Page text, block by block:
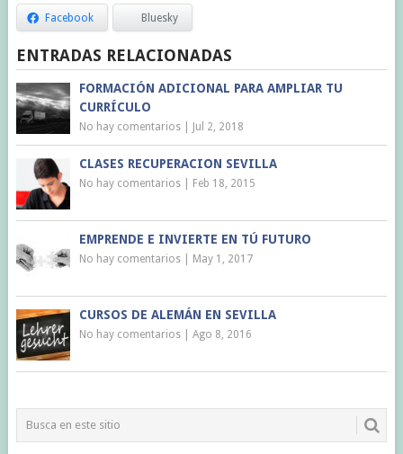
Facebook Bluesky
ENTRADAS RELACIONADAS
FORMACIÓN ADICIONAL PARA AMPLIAR TU
CURRÍCULO
No hay comentarios| Jul 2, 2018
CLASES RECUPERACION SEVILLA
No hay comentarios| Feb 18, 2015
EMPRENDE E INVIERTE EN TÚ FUTURO
No hay comentarios| May 1, 2017
CURSOS DE ALEMÁN EN SEVILLA
No hay comentarios| Ago 8, 2016